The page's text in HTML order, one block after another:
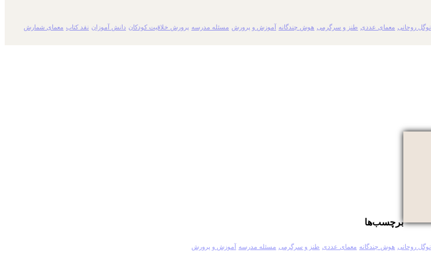
نوگل روحانی معمای عددی طنز و سرگرمی هوش چندگانه آموزش و پرورش مسئله مدرسه پرورش خلاقیت کودکان دانش آموزان نقد کتاب معمای شمارش
برچسب‌ها
نوگل روحانی هوش چندگانه معمای عددی طنز و سرگرمی مسئله مدرسه آموزش و پرورش